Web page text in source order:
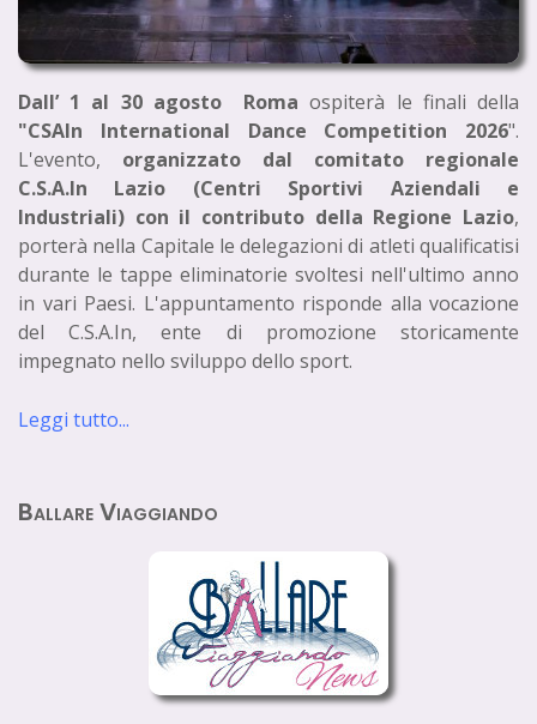
Dall’ 1 al 30 agosto Roma ospiterà le finali della
"CSAIn International Dance Competition 2026".
L'evento, organizzato dal comitato regionale
C.S.A.In Lazio (Centri Sportivi Aziendali e
Industriali) con il contributo della Regione Lazio,
porterà nella Capitale le delegazioni di atleti qualificatisi
durante le tappe eliminatorie svoltesi nell'ultimo anno
in vari Paesi. L'appuntamento risponde alla vocazione
del C.S.A.In, ente di promozione storicamente
impegnato nello sviluppo dello sport.
Leggi tutto...
Ballare Viaggiando